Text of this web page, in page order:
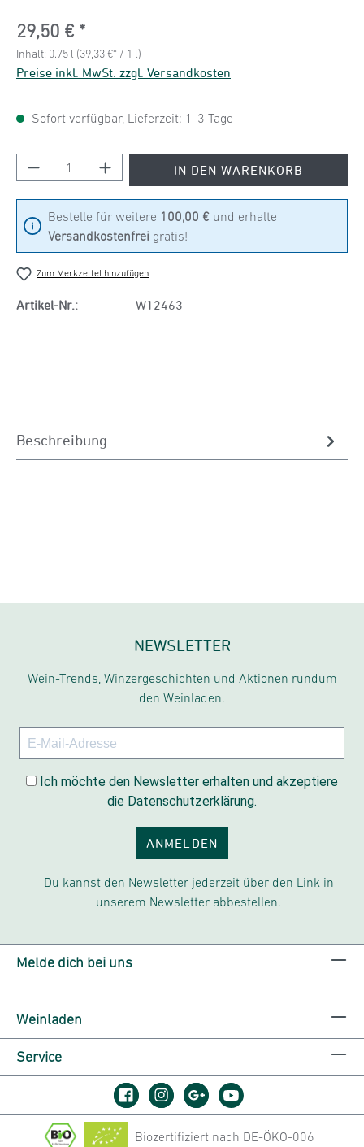
Regulärer Preis:
29,50 €
Inhalt: 0.75 l (39,33 €* / 1 l)
Preise inkl. MwSt. zzgl. Versandkosten
Sofort verfügbar, Lieferzeit: 1-3 Tage
Produkt Anzahl: Gib den gewünschten Wert
IN DEN WARENKORB
Bestelle für weitere 100,00 € und erhalte
Versandkostenfrei gratis!
Zum Merkzettel hinzufügen
Artikel-Nr.: W12463
Beschreibung
NEWSLETTER
Wein-Trends, Winzergeschichten und Aktionen rundum
den Weinladen.
Ich möchte den Newsletter erhalten und akzeptiere
die Datenschutzerklärung.
ANMELDEN
Du kannst den Newsletter jederzeit über den Link in
unserem Newsletter abbestellen.
Melde dich bei uns
Weinladen
Service
Biozertifiziert nach DE-ÖKO-006